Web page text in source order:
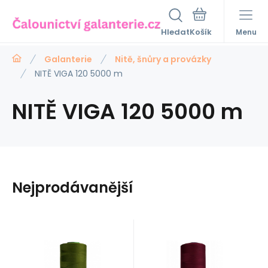
Hledat Menu
Galanterie
Nitě, šnůry a provázky
NITĚ VIGA 120 5000 m
NITĚ VIGA 120 5000 m
Nejprodávanější
Ariadna
Nitě VIGA
Kód:
120VIGA727
EAN:
8595721051766
100 Kč
Skladem 9
Nitě VIGA
120VIGA228
8595721014570
Kč